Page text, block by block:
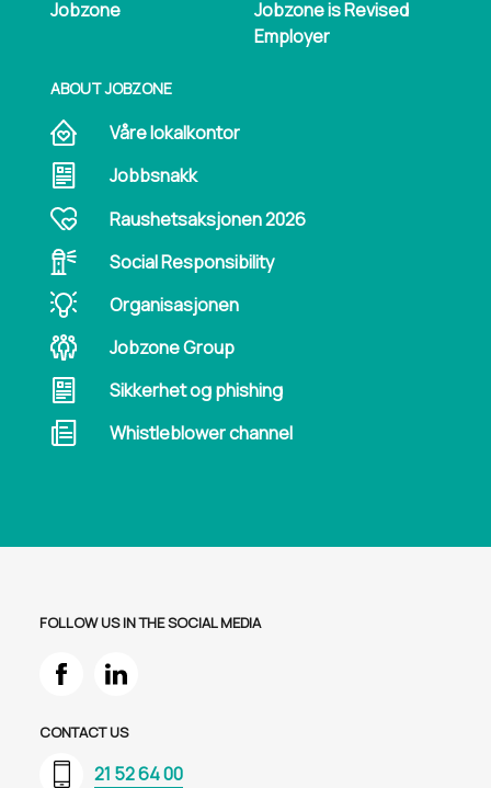
Jobzone
Jobzone is Revised
Employer
ABOUT JOBZONE
Våre lokalkontor
Jobbsnakk
Raushetsaksjonen 2026
Social Responsibility
Organisasjonen
Jobzone Group
Sikkerhet og phishing
Whistleblower channel
FOLLOW US IN THE SOCIAL MEDIA
CONTACT US
21 52 64 00